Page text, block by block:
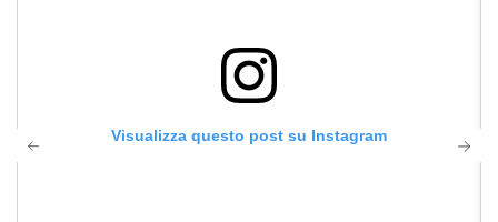
Visualizza questo post su Instagram